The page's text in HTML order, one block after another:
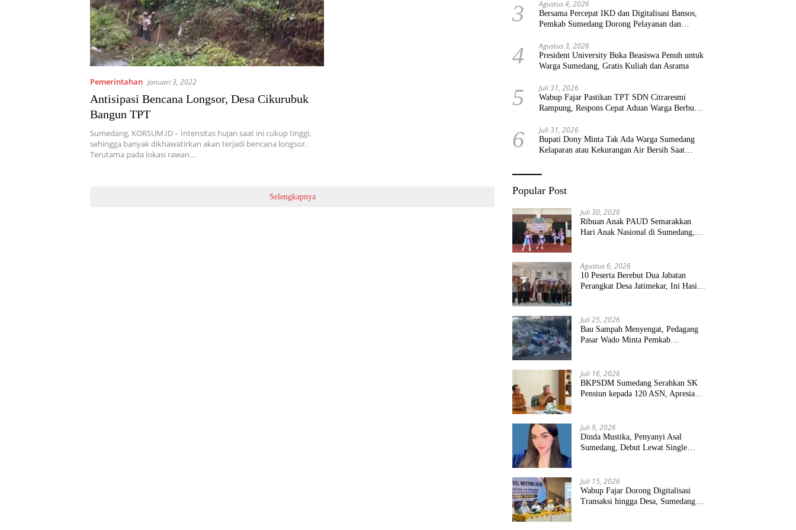
Pemerintahan Januari 3, 2022
Antisipasi Bencana Longsor, Desa Cikurubuk
Bangun TPT
Sumedang, KORSUM.ID – Intensitas hujan saat ini cukup tinggi,
sehingga banyak dikhawatirkan akan terjadi bencana longsor.
Terutama pada lokasi rawan…
Selengkapnya
3 Agustus 4, 2026
Bersama Percepat IKD dan Digitalisasi Bansos,
Pemkab Sumedang Dorong Pelayanan dan
4 Agustus 3, 2026
President University Buka Beasiswa Penuh untuk
Warga Sumedang, Gratis Kuliah dan Asrama
5 Juli 31, 2026
Wabup Fajar Pastikan TPT SDN Citraresmi
Rampung, Respons Cepat Aduan Warga Berbuah
6 Juli 31, 2026
Bupati Dony Minta Tak Ada Warga Sumedang
Kelaparan atau Kekurangan Air Bersih Saat
Popular Post
Juli 30, 2026
Ribuan Anak PAUD Semarakkan
Hari Anak Nasional di Sumedang,
Agustus 6, 2026
10 Peserta Berebut Dua Jabatan
Perangkat Desa Jatimekar, Ini Hasil
Juli 25, 2026
Bau Sampah Menyengat, Pedagang
Pasar Wado Minta Pemkab
Juli 16, 2026
BKPSDM Sumedang Serahkan SK
Pensiun kepada 120 ASN, Apresiasi
Juli 9, 2026
Dinda Mustika, Penyanyi Asal
Sumedang, Debut Lewat Single
Juli 15, 2026
Wabup Fajar Dorong Digitalisasi
Transaksi hingga Desa, Sumedang